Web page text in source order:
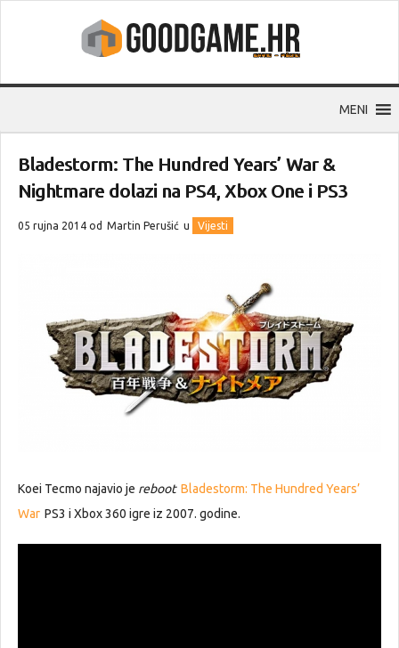
MENI
Bladestorm: The Hundred Years’ War &
Nightmare dolazi na PS4, Xbox One i PS3
05 rujna 2014 od Martin Perušić u Vijesti
Koei Tecmo najavio je reboot Bladestorm: The Hundred Years’
War PS3 i Xbox 360 igre iz 2007. godine.